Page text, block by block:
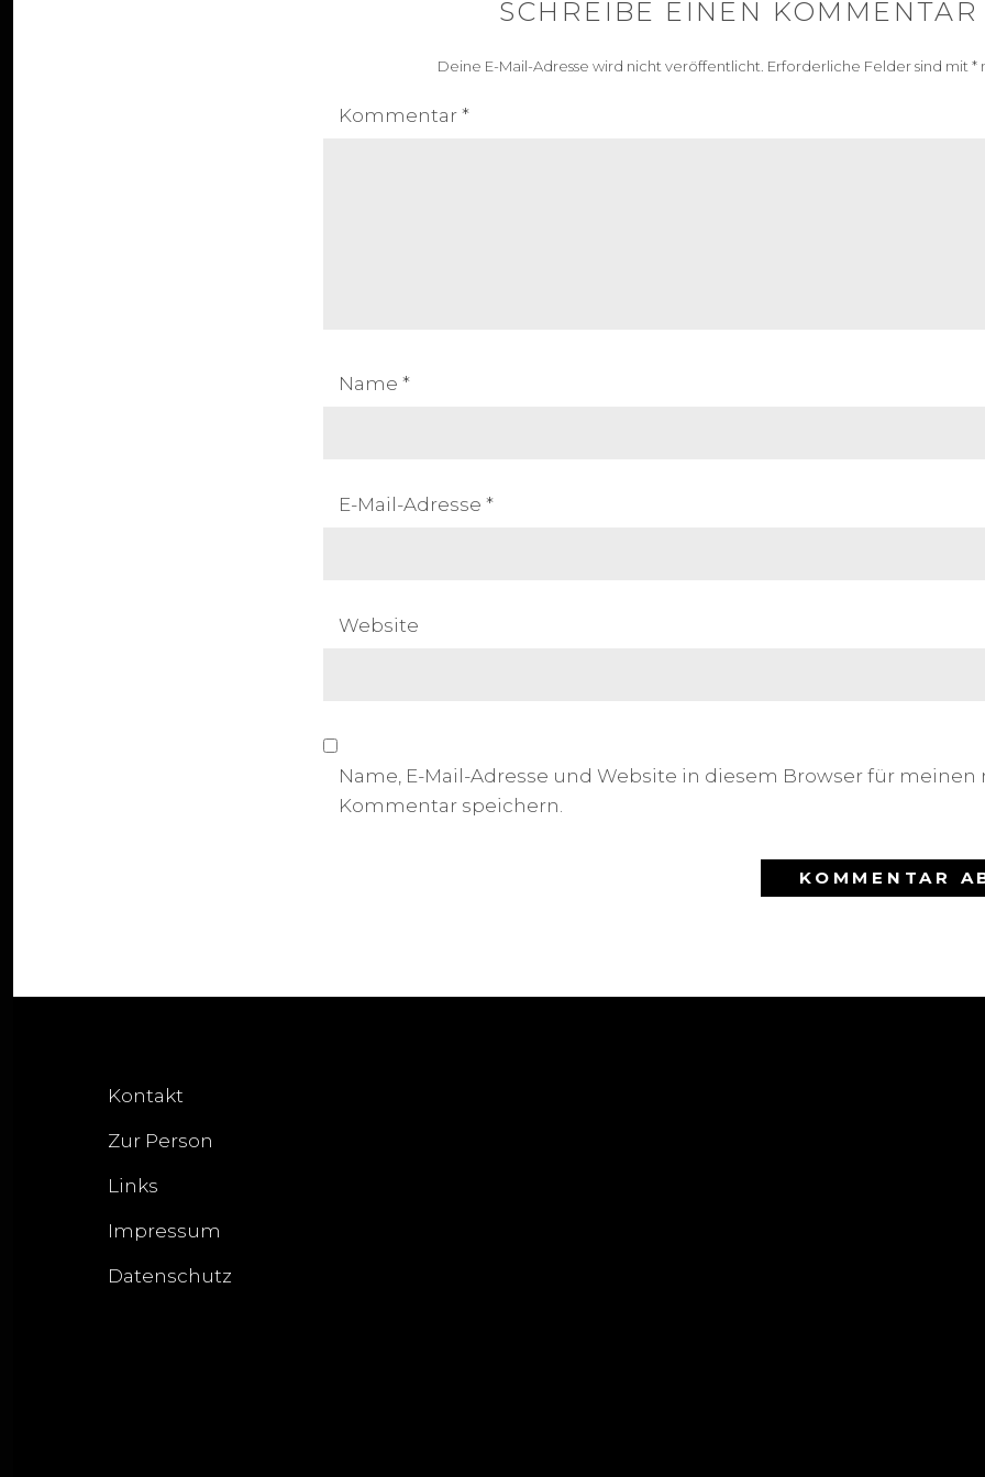
SCHREIBE EINEN KOMMENTAR
Deine E-Mail-Adresse wird nicht veröffentlicht. Erforderliche Felder sind mit *
Kommentar *
Name *
E-Mail-Adresse *
Website
Name, E-Mail-Adresse und Website in diesem Browser für meinen
Kommentar speichern.
Kontakt
Zur Person
Links
Impressum
Datenschutz